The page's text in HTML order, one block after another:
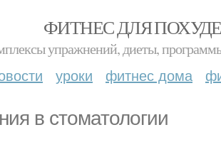
ФИТНЕС ДЛЯ
упражнений, диеты,
уроки фитнес дома
в стоматологии